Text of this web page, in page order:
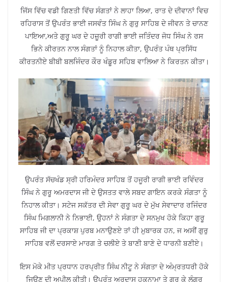
ਜਿੱਸ ਵਿੱਚ ਵਡੀ ਗਿਣਤੀ ਵਿੱਚ ਸੰਗਤਾਂ ਨੇ ਲਾਹਾ ਲਿਆ, ਰਾਤ ਦੇ ਦੀਵਾਨਾਂ ਵਿਚ
ਰਹਿਰਾਸ ਤੋਂ ਉਪਰੰਤ ਭਾਈ ਜਸਵੰਤ ਸਿੰਘ ਨੇ ਗੁਰੁ ਸਾਹਿਬ ਦੇ ਜੀਵਨ ਤੇ ਚਾਨਣ
ਪਾਇਆ,ਅਤੇ ਗੁਰੂ ਘਰ ਦੇ ਹਜ਼ੂਰੀ ਰਾਗੀ ਭਾਈ ਜਤਿੰਦਰ ਜੋਧ ਸਿੰਘ ਨੇ ਰਸ
ਭਿਨੇ ਕੀਰਤਨ ਨਾਲ ਸੰਗਤਾਂ ਨੂੰ ਨਿਹਾਲ ਕੀਤਾ, ਉਪਰੰਤ ਪੰਥ ਪ੍ਰਸਿੱਧ
ਕੀਰਤਨੀਏ ਬੀਬੀ ਬਲਜਿੰਦਰ ਕੌਰ ਖੰਡੂਰ ਸਹਿਬ ਵਾਲਿਆ ਨੇ ਕਿਰਤਨ ਕੀਤਾ।
ਉਪਰੰਤ ਸੱਚਖੰਡ ਸ੍ਰੀ ਹਰਿਮੰਦਰ ਸਾਹਿਬ ਤੋਂ ਹਜੂਰੀ ਰਾਗੀ ਭਾਈ ਰਵਿੰਦਰ
ਸਿੰਘ ਨੇ ਗੁਰੂ ਅਮਰਦਾਸ ਜੀ ਦੇ ਉਸਤਤ ਵਾਲੇ ਸਬਦ ਗਾਇਨ ਕਰਕੇ ਸੰਗਤਾ ਨੂੰ
ਨਿਹਾਲ ਕੀਤਾ। ਸਟੇਜ ਸਕੱਤਰ ਦੀ ਸੇਵਾ ਗੁਰੂ ਘਰ ਦੇ ਮੁੱਖ ਸੇਵਾਦਾਰ ਰਜਿੰਦਰ
ਸਿੰਘ ਮਿਗਲਾਨੀ ਨੇ ਨਿਭਾਈ, ਉਹਨਾਂ ਨੇ ਸੰਗਤਾ ਦੇ ਸਨਮੁਖ ਹੋਕੇ ਕਿਹਾ ਗੁਰੂ
ਸਾਹਿਬ ਜੀ ਦਾ ਪ੍ਰਕਾਸ਼ ਪੁਰਬ ਮਨਾਉਣਏ ਤਾਂ ਹੀ ਮੁਬਾਰਕ ਹਨ, ਜ ਅਸੀਂ ਗੁਰੁ
ਸਾਹਿਬ ਵਲੋਂ ਦਰਸਾਏ ਮਾਰਗ ਤੇ ਚਲੀਏ ਤੇ ਬਾਣੀ ਬਾਣੇ ਦੇ ਧਾਰਨੀ ਬਣੀਏ।
ਇਸ ਮੋਕੇ ਮੀਤ ਪ੍ਰਧਾਨ ਹਰਪ੍ਰੀਤ ਸਿੰਘ ਨੀਟੂ ਨੇ ਸੰਗਤਾ ਦੇ ਅੰਮ੍ਰਤਧਰੀ ਹੋਕੇ
ਜਿਊਣ ਦੀ ਅਪੀਲ ਕੀਤੀ। ਉਪਰੰਤ ਅਰਦਾਸ ਹੁਕਨਾਮਾ ਤੇ ਗੁਰੂ ਕੇ ਲੰਗਰ